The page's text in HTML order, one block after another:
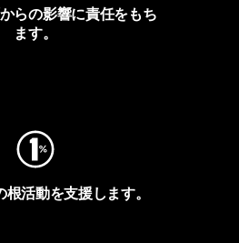
らの影響に責任をもち
ます。
活動を支援します。